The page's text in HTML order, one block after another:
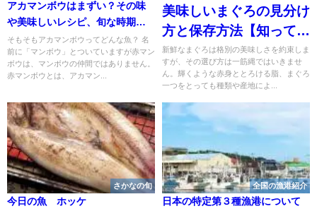
アカマンボウはまずい？その味
や美味しいレシピ、旬な時期を
ご紹介
そもそもアカマンボウってどんな魚？ 名
前に「マンボウ」とついていますが赤マン
ボウは、マンボウの仲間ではありません。
赤マンボウとは、アカマン...
美味しいまぐろの見分け
方と保存方法【知ってお
きたいポイント】
新鮮なまぐろは格別の美味しさを約束しま
すが、その選び方は一筋縄ではいきませ
ん。輝くような赤身ととろける脂、まぐろ
一つをとっても種類や産地によ...
さかなの旬
今日の魚 ホッケ
全国の漁港紹介
日本の特定第３種漁港について